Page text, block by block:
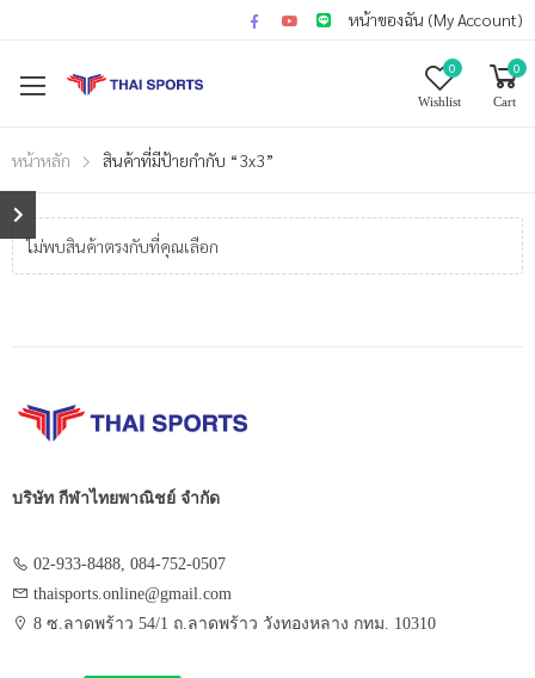
หน้าของฉัน (My Account)
0
Wishlist
0
Cart
หน้าหลัก สินค้าที่มีป้ายกำกับ “3x3”
ไม่พบสินค้าตรงกับที่คุณเลือก
บริษัท กีฬาไทยพาณิชย์ จำกัด
02-933-8488, 084-752-0507
thaisports.online@gmail.com
8 ซ.ลาดพร้าว 54/1 ถ.ลาดพร้าว วังทองหลาง กทม. 10310